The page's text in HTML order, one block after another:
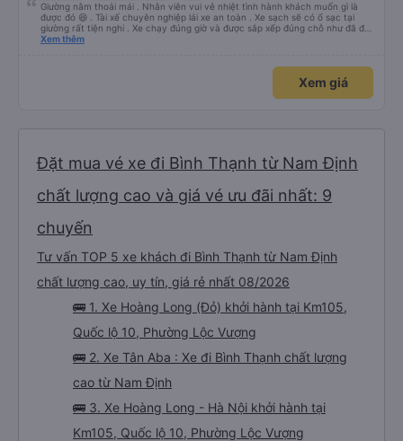
Giường nằm thoải mái . Nhân viên vui vẻ nhiệt tình hành khách muốn gì là
được đó 😆 . Tài xế chuyên nghiệp lái xe an toàn . Xe sạch sẽ có ổ sạc tại
giường rất tiện nghi . Xe chạy đúng giờ và được sắp xếp đúng chỗ như đã đặt
. Điểm 10 cho hoàng long đỏ 👍
Xem thêm
Xem giá
Đặt mua vé xe đi Bình Thạnh từ Nam Định
chất lượng cao và giá vé ưu đãi nhất: 9
chuyến
Tư vấn TOP 5 xe khách đi Bình Thạnh từ Nam Định
chất lượng cao, uy tín, giá rẻ nhất 08/2026
🚌 1. Xe Hoàng Long (Đỏ) khởi hành tại Km105,
Quốc lộ 10, Phường Lộc Vượng
🚌 2. Xe Tân Aba : Xe đi Bình Thạnh chất lượng
cao từ Nam Định
🚌 3. Xe Hoàng Long - Hà Nội khởi hành tại
Km105, Quốc lộ 10, Phường Lộc Vượng